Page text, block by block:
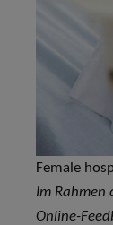
Female
Im
Online-